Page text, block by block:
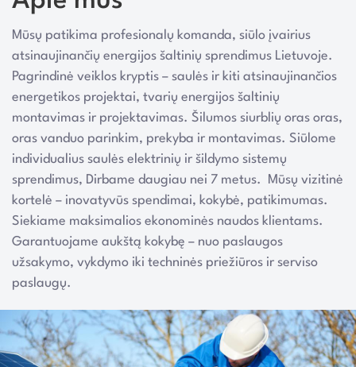
Mūsų patikima profesionalų komanda, siūlo įvairius
atsinaujinančių energijos šaltinių sprendimus Lietuvoje.
Pagrindinė veiklos kryptis – saulės ir kiti atsinaujinančios
energetikos projektai, tvarių energijos šaltinių
montavimas ir projektavimas. Šilumos siurblių oras oras,
oras vanduo parinkim, prekyba ir montavimas. Siūlome
individualius saulės elektrinių ir šildymo sistemų
sprendimus, Dirbame daugiau nei 7 metus. Mūsų vizitinė
kortelė – inovatyvūs spendimai, kokybė, patikimumas.
Siekiame maksimalios ekonominės naudos klientams.
Garantuojame aukštą kokybę – nuo paslaugos
užsakymo, vykdymo iki techninės priežiūros ir serviso
paslaugų.